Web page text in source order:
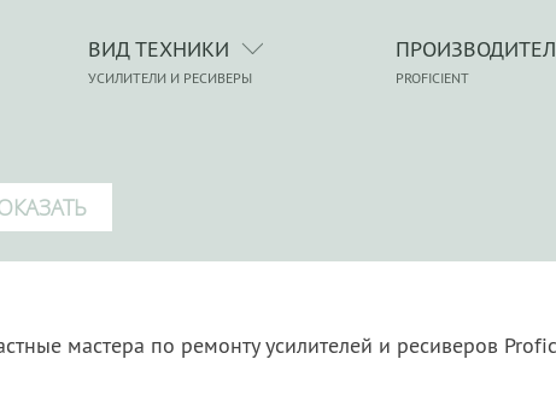
ВИД ТЕХНИКИ
УСИЛИТЕЛИ И РЕСИВЕРЫ PROFICIENT
мастера по ремонту усилителей и ресиверов